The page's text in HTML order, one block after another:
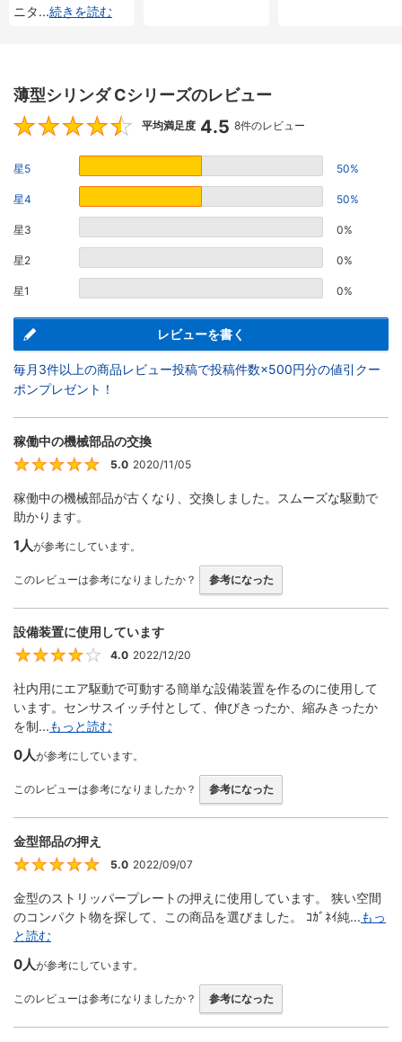
ニタ...続きを読む
薄型シリンダ Cシリーズのレビュー
4.5
平均満足度 4.5 8件のレビュー
星5 50%
星4 50%
星3 0%
星2 0%
星1 0%
レビューを書く
毎月3件以上の商品レビュー投稿で投稿件数×500円分の値引クー
ポンプレゼント！
稼働中の機械部品の交換
5
5.0 2020/11/05
稼働中の機械部品が古くなり、交換しました。スムーズな駆動で
助かります。
1人が参考にしています。
このレビューは参考になりましたか？ 参考になった
設備装置に使用しています
4
4.0 2022/12/20
社内用にエア駆動で可動する簡単な設備装置を作るのに使用して
います。センサスイッチ付として、伸びきったか、縮みきったか
を制...もっと読む
0人が参考にしています。
このレビューは参考になりましたか？ 参考になった
金型部品の押え
5
5.0 2022/09/07
金型のストリッパープレートの押えに使用しています。 狭い空間
のコンパクト物を探して、この商品を選びました。 ｺｶﾞﾈｲ純...もっ
と読む
0人が参考にしています。
このレビューは参考になりましたか？ 参考になった